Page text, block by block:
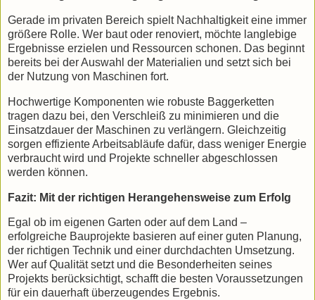
Gerade im privaten Bereich spielt Nachhaltigkeit eine immer
größere Rolle. Wer baut oder renoviert, möchte langlebige
Ergebnisse erzielen und Ressourcen schonen. Das beginnt
bereits bei der Auswahl der Materialien und setzt sich bei
der Nutzung von Maschinen fort.
Hochwertige Komponenten wie robuste Baggerketten
tragen dazu bei, den Verschleiß zu minimieren und die
Einsatzdauer der Maschinen zu verlängern. Gleichzeitig
sorgen effiziente Arbeitsabläufe dafür, dass weniger Energie
verbraucht wird und Projekte schneller abgeschlossen
werden können.
Fazit: Mit der richtigen Herangehensweise zum Erfolg
Egal ob im eigenen Garten oder auf dem Land –
erfolgreiche Bauprojekte basieren auf einer guten Planung,
der richtigen Technik und einer durchdachten Umsetzung.
Wer auf Qualität setzt und die Besonderheiten seines
Projekts berücksichtigt, schafft die besten Voraussetzungen
für ein dauerhaft überzeugendes Ergebnis.